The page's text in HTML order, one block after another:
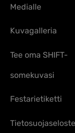
Medialle
Kuvagalleria
Tee oma SHIFT-
somekuvasi
Festarietiketti
Tietosuojaseloste